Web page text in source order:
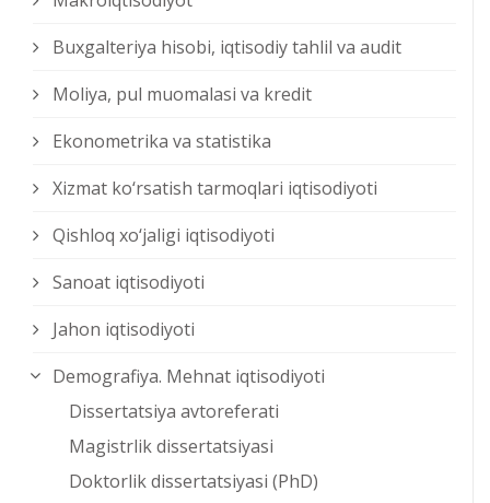
Buxgalteriya hisobi, iqtisodiy tahlil va audit
Moliya, pul muomalasi va kredit
Ekonometrika va statistika
Xizmat kо‘rsatish tarmoqlari iqtisodiyoti
Qishloq xо‘jaligi iqtisodiyoti
Sanoat iqtisodiyoti
Jahon iqtisodiyoti
Demografiya. Mehnat iqtisodiyoti
Dissertatsiya avtoreferati
Magistrlik dissertatsiyasi
Doktorlik dissertatsiyasi (PhD)